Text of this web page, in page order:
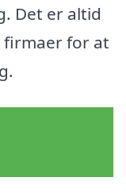
Det er altid
firmaer for at